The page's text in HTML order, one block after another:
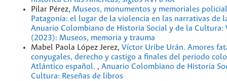
Pilar Pérez, Museos, monumentos y memoriales
Patagonia: el lugar de la violencia en las narrativas de
Anuario Colombiano de Historia Social y de la Cultura:
(2023): Museos, memoria y trauma
Mabel Paola López Jerez, Víctor Uribe Urán. Amores
conyugales, derecho y castigo a finales del periodo
Atlántico español. , Anuario Colombiano de Historia
Cultura: Reseñas de libros